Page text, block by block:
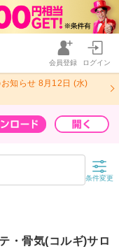
会員登録 ログイン
知らせ 8月12日 (水)
条件変更
・骨気(コルギ)サロ